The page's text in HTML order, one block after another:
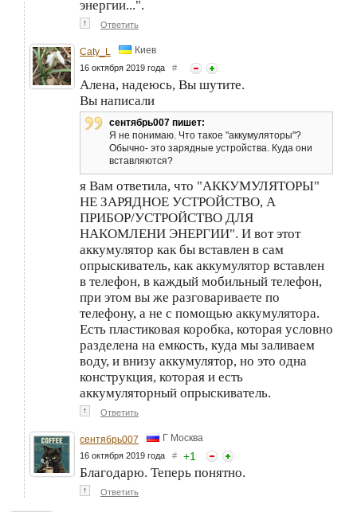
энергии...".
↑ Ответить
Caty_L Киев
16 октября 2019 года #
Алена, надеюсь, Вы шутите.
Вы написали
сентябрь007 пишет:
Я не понимаю. Что такое "аккумуляторы"?
Обычно- это зарядные устройства. Куда они
вставляются?
я Вам ответила, что "АККУМУЛЯТОРЫ"
НЕ ЗАРЯДНОЕ УСТРОЙСТВО, А
ПРИБОР/УСТРОЙСТВО ДЛЯ
НАКОМЛЕНИ ЭНЕРГИИ". И вот этот
аккумулятор как бы вставлен в сам
опрыскиватель, как аккумулятор вставлен
в телефон, в каждый мобильный телефон,
при этом вы же разговариваете по
телефону, а не с помощью аккумулятора.
Есть пластиковая коробка, которая условно
разделена на емкость, куда мы заливаем
воду, и внизу аккумулятор, но это одна
конструкция, которая и есть
аккумуляторный опрыскиватель.
↑ Ответить
сентябрь007 Г Москва
16 октября 2019 года # +1
Благодарю. Теперь понятно.
↑ Ответить